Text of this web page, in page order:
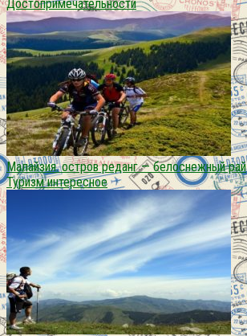
Достопримечательности
Малайзия. остров реданг — белоснежный рай
Туризм интересное